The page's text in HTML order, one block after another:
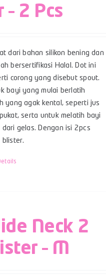
– 2 Pcs
dari bahan silikon bening dan
bersertifikasi Halal. Dot ini
corong yang disebut spout.
bayi yang mulai berlatih
yang agak kental, seperti jus
serta untuk melatih bayi
dari gelas. Dengan isi 2pcs
blister.
Neck 2
– M